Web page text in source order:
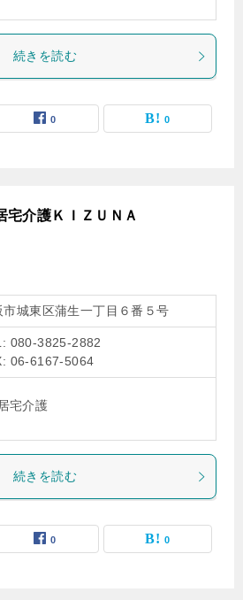
続きを読む
0 0
宅介護ＫＩＺＵＮＡ
市城東区蒲生一丁目６番５号
080-3825-2882
06-6167-5064
居宅介護
続きを読む
0 0